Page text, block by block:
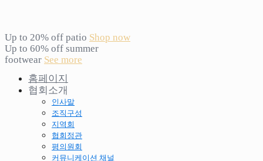
Up to 20% off patio Shop now
Up to 60% off summer
footwear See more
홈페이지
협회소개
인사말
조직구성
지역회
협회정관
평의원회
커뮤니케이션 채널